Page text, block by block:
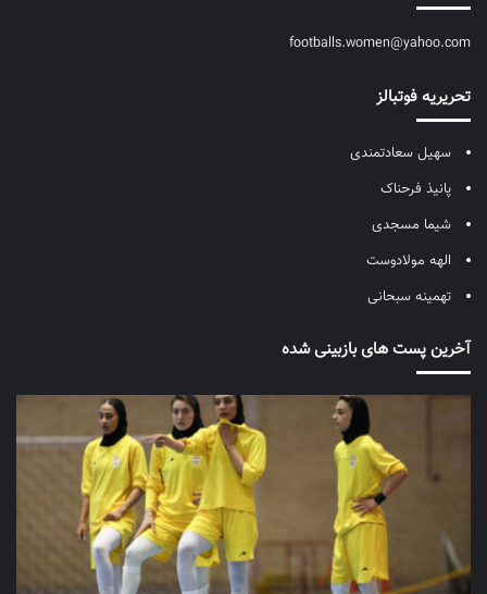
footballs.women@yahoo.com
تحریریه فوتبالز
سهیل سعادتمندی
پانیذ فرحناک
شیما مسجدی
الهه مولادوست
تهمینه سبحانی
آخرین پست های بازبینی شده